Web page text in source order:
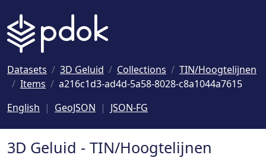
Datasets 3D Geluid Collections
TIN/Hoogtelijnen
Items
a216c1d3-ad4d-5a58-8028-c8a1044a7615
English
GeoJSON JSON-FG
3D Geluid - TIN/Hoogtelijnen